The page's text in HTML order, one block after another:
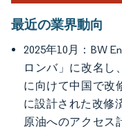
最近の業界動向
2025年10月：BW
ロンバ」に改名し
に向けて中国で改
に設計された改修
原油へのアクセス